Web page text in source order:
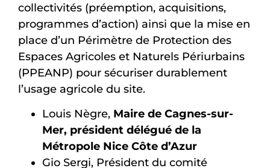
collectivités (préemption, acquisitions,
programmes d’action) ainsi que la mise en
place d’un Périmètre de Protection des
Espaces Agricoles et Naturels Périurbains
(PPEANP) pour sécuriser durablement
l’usage agricole du site.
Louis Nègre, Maire de Cagnes-sur-
Mer, président délégué de la
Métropole Nice Côte d’Azur
Gio Sergi, Président du comité